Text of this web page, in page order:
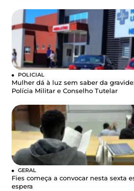
POLICIAL
Mulher dá à luz sem saber da
Polícia Militar e Conselho Tutelar
GERAL
Fies começa a convocar nesta sexta
espera